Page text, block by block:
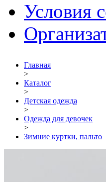
Условия
Главная
>
Каталог
>
Детская одежда
>
Одежда для девочек
>
Зимние куртки, пальто